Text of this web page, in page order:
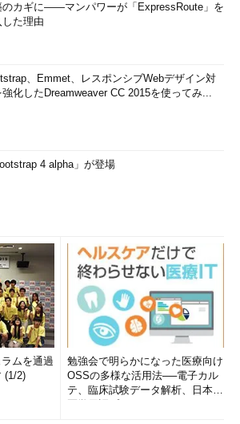
のカギに――マンパワーが「ExpressRoute」を
した理由
、Emmet、レスポンシブWebデザイン対
強化したDreamweaver CC 2015を使ってみ...
4 alpha」が登場
ムを通過
(1/2)
勉強会で明らかになった医療向け
OSSの多様な活用法──電子カル
テ、臨床試験データ解析、日本語